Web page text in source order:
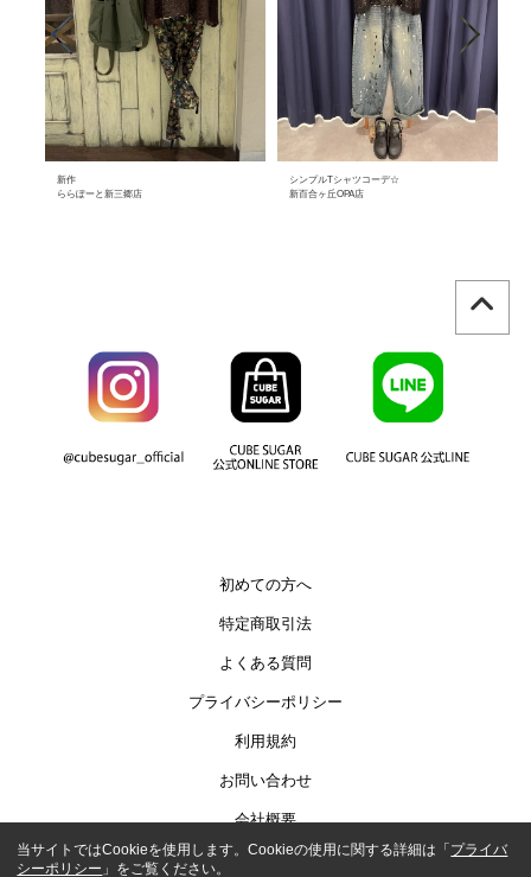
新作
ららぽーと新三郷店
シンプルTシャツコーデ☆
新百合ヶ丘OPA店
初めての方へ
特定商取引法
よくある質問
プライバシーポリシー
利用規約
お問い合わせ
会社概要
当サイトではCookieを使用します。Cookieの使用に関する詳細は「プライバ
シーポリシー 」をご覧ください。